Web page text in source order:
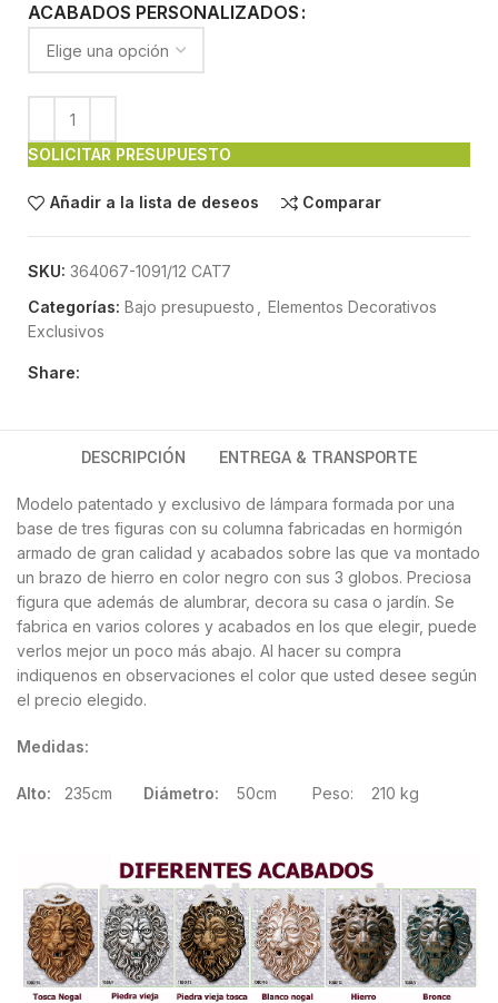
ACABADOS PERSONALIZADOS
SOLICITAR PRESUPUESTO
Añadir a la lista de deseos Comparar
SKU: 364067-1091/12 CAT7
Categorías: Bajo presupuesto
Elementos Decorativos
Exclusivos
Share:
DESCRIPCIÓN ENTREGA & TRANSPORTE
Modelo patentado y exclusivo de lámpara formada por una
base de tres figuras con su columna fabricadas en hormigón
armado de gran calidad y acabados sobre las que va montado
un brazo de hierro en color negro con sus 3 globos. Preciosa
figura que además de alumbrar, decora su casa o jardín. Se
fabrica en varios colores y acabados en los que elegir, puede
verlos mejor un poco más abajo. Al hacer su compra
indiquenos en observaciones el color que usted desee según
el precio elegido.
Medidas:
Alto: 235cm Diámetro: 50cm Peso: 210 kg